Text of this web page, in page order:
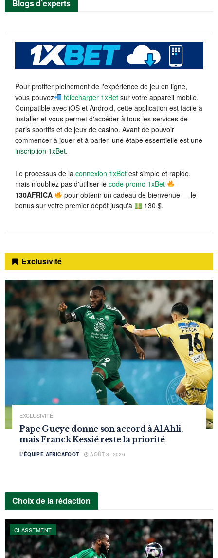
Blogs d’experts
Pour profiter pleinement de l'expérience de jeu en ligne,
vous pouvez
télécharger 1xBet sur votre appareil mobile.
Compatible avec iOS et Android, cette application est facile à
installer et vous permet d'accéder à tous les services de
paris sportifs et de jeux de casino. Avant de pouvoir
commencer à jouer et à parier, une étape essentielle est une
inscription 1xBet.
Le processus de la connexion 1xBet est simple et rapide,
mais n’oubliez pas d'utiliser le code promo 1xBet
130AFRICA
pour obtenir un cadeau de bienvenue — le
bonus sur votre premier dépôt jusqu'à
130 $.
Exclusivité
EXCLUSIVITÉ
Pape Gueye donne son accord à Al Ahli,
mais Franck Kessié reste la priorité
L'ÉQUIPE AFRICAFOOT AOÛT 8, 2026
Choix de la rédaction
CLASSEMENT